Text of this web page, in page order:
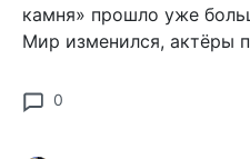
камня» прошло уже
Мир изменился, актёры
чувство
0